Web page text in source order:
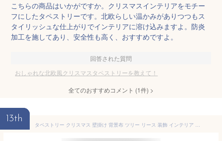
こちらの商品はいかがですか。クリスマスインテリアをモチー
フにしたタペストリーです。北欧らしい温かみがありつつもス
タイリッシュな仕上がりでインテリアに溶け込みますよ。防炎
加工を施してあり、安全性も高く、おすすめですよ。
回答された質問
おしゃれな北欧風クリスマスタペストリーを教えて！
全てのおすすめコメント (1件) >
13th
タペストリー クリスマス 壁掛け 背景布 ツリー リース 装飾 インテリア 撮影用 ウォールデコレーション 飾り付け 模様替え 北欧風 イベント パーティー ポリエステル 長方形